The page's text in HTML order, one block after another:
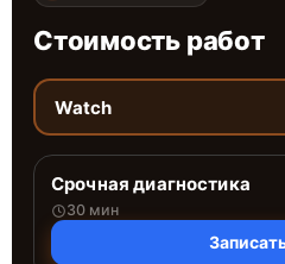
Стоимость работ
Watch
Срочная диагностика
30 мин